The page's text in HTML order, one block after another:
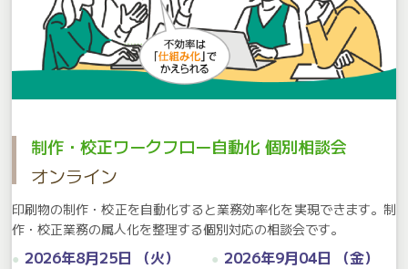
制作・校正ワークフロー自動化 個別相談会
オンライン
印刷物の制作・校正を自動化すると業務効率化を実現できます。制
作・校正業務の属人化を整理する個別対応の相談会です。
2026年8月25日 （火）
2026年9月04日 （金）